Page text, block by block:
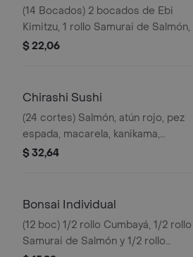
(14 Bocados) 2 bocados de Ebi
Kimitzu, 1 rollo Samurai de Salmón,
rollo California Especial, 2 bocados
$ 22,06
Chirashi Sushi
(24 cortes) Salmón, atún rojo, pez
espada, macarela, kanikama,
langostino, pulpo, anguila, pangora,
champiñones macerados y tamago.
$ 32,64
Bonsai Individual
(12 boc) 1/2 rollo Cumbayá, 1/2 rollo
Samurai de Salmón y 1/2 rollo